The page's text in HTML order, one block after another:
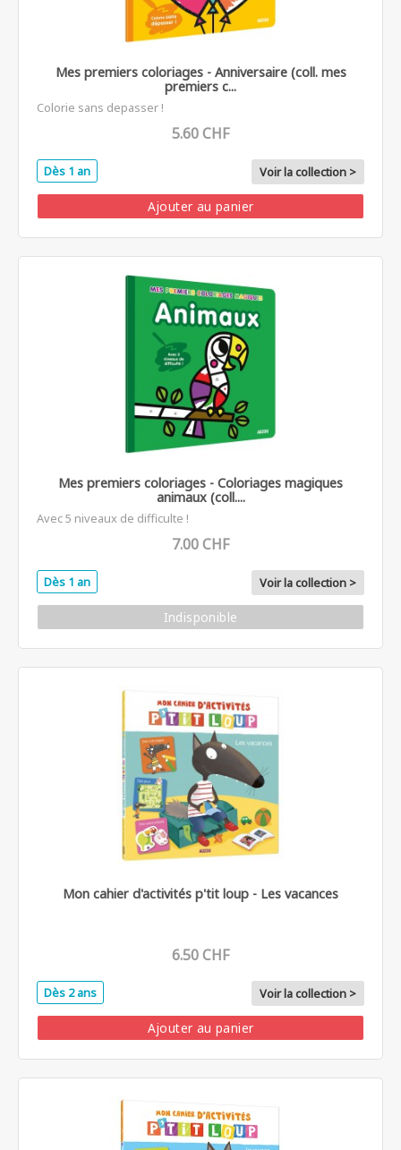
Mes premiers coloriages - Anniversaire (coll. mes
premiers c...
Colorie sans depasser !
5.60 CHF
Dès 1 an Voir la collection >
Ajouter au panier
Mes premiers coloriages - Coloriages magiques
animaux (coll....
Avec 5 niveaux de difficulte !
7.00 CHF
Dès 1 an Voir la collection >
Indisponible
Mon cahier d'activités p'tit loup - Les vacances
6.50 CHF
Dès 2 ans Voir la collection >
Ajouter au panier